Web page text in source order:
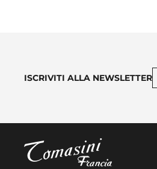
ISCRIVITI ALLA NEWSLETTER